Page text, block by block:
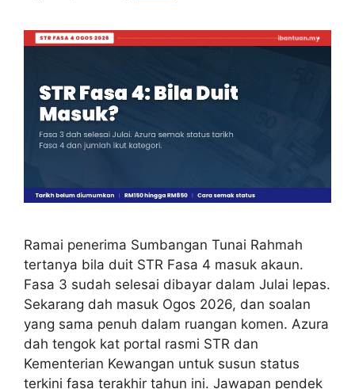
Ramai penerima Sumbangan Tunai Rahmah
tertanya bila duit STR Fasa 4 masuk akaun.
Fasa 3 sudah selesai dibayar dalam Julai lepas.
Sekarang dah masuk Ogos 2026, dan soalan
yang sama penuh dalam ruangan komen. Azura
dah tengok kat portal rasmi STR dan
Kementerian Kewangan untuk susun status
terkini fasa terakhir tahun ini. Jawapan pendek